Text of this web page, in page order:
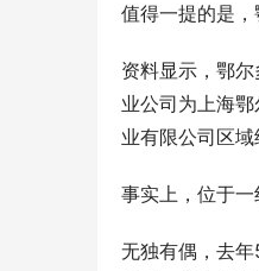
值得一提的是
资料显示，鄂
业公司为上海
业有限公司区
事实上，位于一
无独有偶，去